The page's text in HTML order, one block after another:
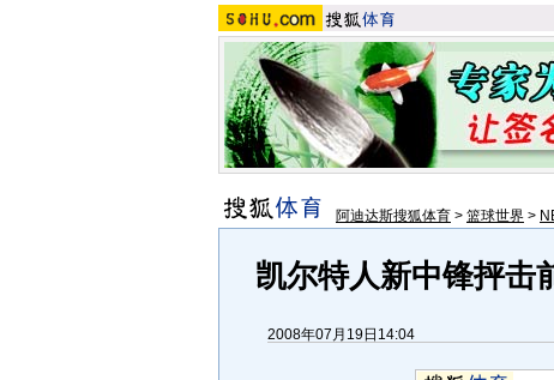
阿迪达斯搜狐体育 > 篮球世界 >
凯尔特人新中锋抨击
2008年07月19日14:04